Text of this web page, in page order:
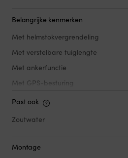
Belangrijke kenmerken
Met helmstokvergrendeling
Met verstelbare tuiglengte
Met ankerfunctie
Met GPS-besturing
Met autopilot
Elektrische op- en neerklapfunctie
Past ook
Zoutwater
Montage